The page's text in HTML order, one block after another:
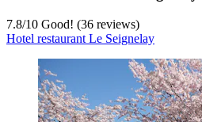
7.8/10 Good! (36 reviews)
Hotel restaurant Le Seignelay